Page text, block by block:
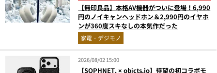
【無印良品】本格AV機器がついに登場！6,990
円のノイキャンヘッドホン＆2,990円のイヤホ
ンが360度スキなしの本気作だった
家電・デジモノ
2026/08/02 15:00
【SOPHNET. × objcts.io】待望の初コラボモ